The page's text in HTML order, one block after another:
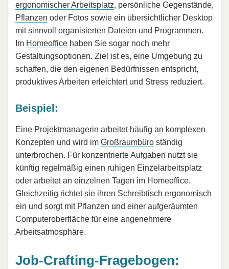
ergonomischer Arbeitsplatz, persönliche Gegenstände,
Pflanzen oder Fotos sowie ein übersichtlicher Desktop
mit sinnvoll organisierten Dateien und Programmen.
Im Homeoffice haben Sie sogar noch mehr
Gestaltungsoptionen. Ziel ist es, eine Umgebung zu
schaffen, die den eigenen Bedürfnissen entspricht,
produktives Arbeiten erleichtert und Stress reduziert.
Beispiel:
Eine Projektmanagerin arbeitet häufig an komplexen
Konzepten und wird im Großraumbüro ständig
unterbrochen. Für konzentrierte Aufgaben nutzt sie
künftig regelmäßig einen ruhigen Einzelarbeitsplatz
oder arbeitet an einzelnen Tagen im Homeoffice.
Gleichzeitig richtet sie ihren Schreibtisch ergonomisch
ein und sorgt mit Pflanzen und einer aufgeräumten
Computeroberfläche für eine angenehmere
Arbeitsatmosphäre.
Job-Crafting-Fragebogen: